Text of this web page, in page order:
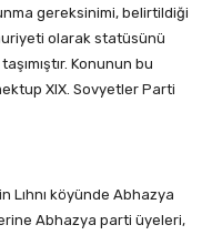
gereksinimi, belirtildiği
olarak statüsünü
Konunun bu
XIX. Sovyetler Parti
Lıhnı köyünde Abhazya
Abhazya parti üyeleri,